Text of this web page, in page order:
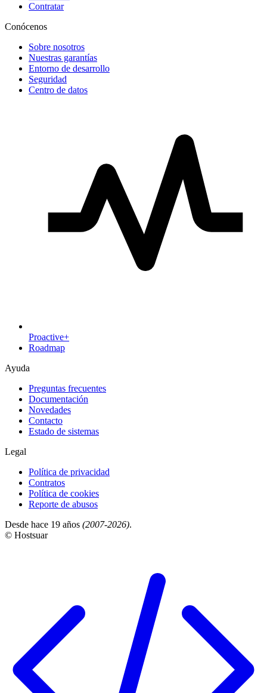
Contratar
Conócenos
Sobre nosotros
Nuestras garantías
Entorno de desarrollo
Seguridad
Centro de datos
Proactive+
Roadmap
Ayuda
Preguntas frecuentes
Documentación
Novedades
Contacto
Estado de sistemas
Legal
Política de privacidad
Contratos
Política de cookies
Reporte de abusos
Desde hace 19 años (2007-2026).
© Hostsuar